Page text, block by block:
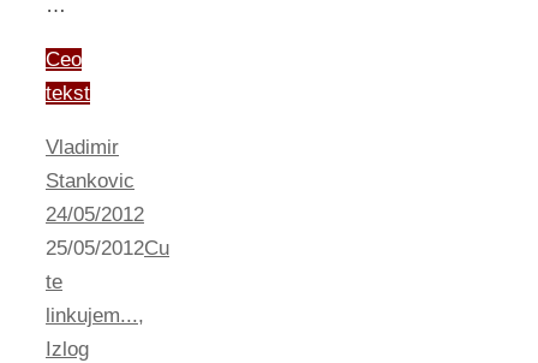
…
Ceo
tekst
Vladimir
Stankovic
24/05/2012
25/05/2012Cu
te
linkujem...,
Izlog